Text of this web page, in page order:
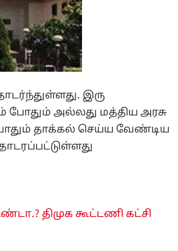
இரு
போதும் அல்லது மத்திய அரசு
தாக்கல் செய்ய வேண்டிய
திமுக கூட்டணி கட்சி